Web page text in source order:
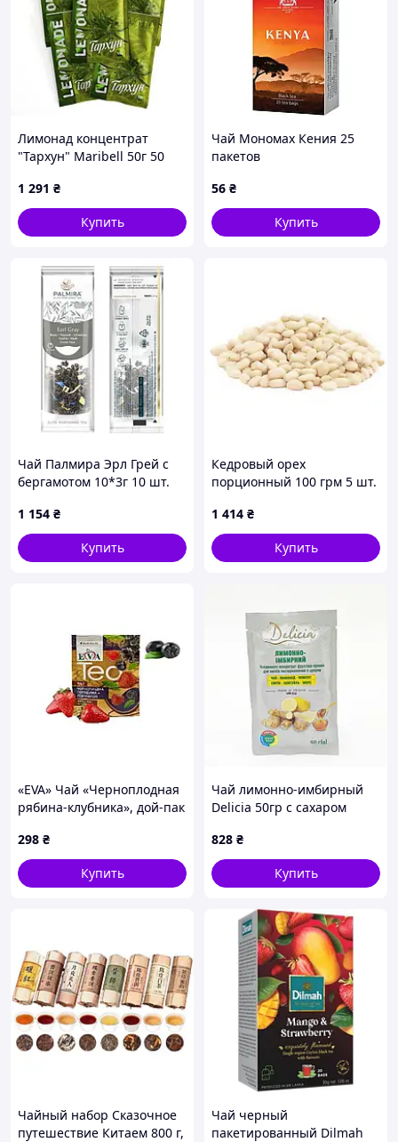
Лимонад концентрат
"Тархун" Maribell 50г 50
НФ-00003145ёё
1 291 ₴
Купить
Чай Мономах Кения 25
пакетов
56 ₴
Купить
Чай Палмира Эрл Грей с
бергамотом 10*3г 10 шт.
НФ-00003173ёё
1 154 ₴
Купить
Кедровый орех
порционный 100 грм 5 шт.
1 414 ₴
Купить
«EVA» Чай «Черноплодная
рябина-клубника», дой-пак
298 ₴
Купить
Чай лимонно-имбирный
Delicia 50гр с сахаром
828 ₴
Купить
Чайный набор Сказочное
путешествие Китаем 800 г,
Чай черный
пакетированный Dilmah